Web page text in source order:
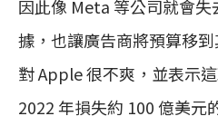
因此像 Meta 等公司就會
據，也讓廣告商將預算移
對 Apple 很不爽，並表示
2022 年損失約 100 億美元